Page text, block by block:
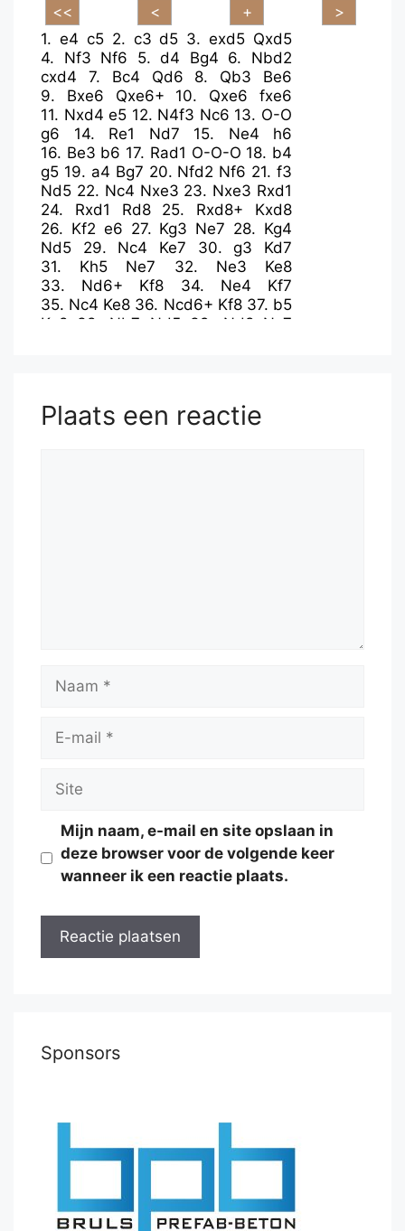
1. e4 c5 2. c3 d5 3.exd5 Qxd5
4. Nf3 Nf6 5.d4 Bg4 6. Nbd2
cxd4
7. Bc4 Qd6 8. Qb3
Be6
9. Bxe6 Qxe6+ 10. Qxe6
fxe6
11. Nxd4 e5 12. N4f3 Nc6 13. O-O
g6
14. Re1 Nd7 15. Ne4
h6
16. Be3 b6 17. Rad1 O-O-O 18. b4
g5 19. a4 Bg7 20. Nfd2 Nf6 21. f3
Nd5 22. Nc4 Nxe3 23. Nxe3 Rxd1
24. Rxd1 Rd8 25. Rxd8+
Kxd8
26. Kf2 e6 27. Kg3 Ne7 28. Kg4
Nd5
29. Nc4 Ke7 30.g3
Kd7
31. Kh5 Ne7 32. Ne3
Ke8
33. Nd6+ Kf8 34. Ne4
Kf7
35. Nc4 Ke8 36. Ncd6+ Kf8 37. b5
Kg8
38. Nb7 Nd5 39. Nd8
Nc7
Plaats een reactie
Naam
Site
Mijn naam, e-mail en site opslaan in
deze browser voor de volgende keer
wanneer ik een reactie plaats.
Sponsors